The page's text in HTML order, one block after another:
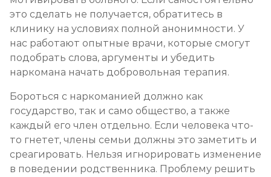
это сделать не получается, обратитесь в
клинику на условиях полной анонимности. У
нас работают опытные врачи, которые смогут
подобрать слова, аргументы и убедить
наркомана начать добровольная терапия.
Бороться с наркоманией должно как
государство, так и само общество, а также
каждый его член отдельно. Если человека что-
то гнетет, члены семьи должны это заметить и
среагировать. Нельзя игнорировать изменение
в поведении родственника. Проблему решить